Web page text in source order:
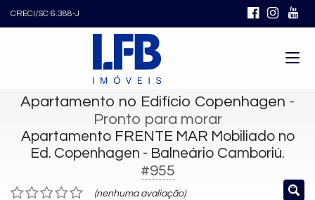
CRECI/SC 6.388-J
Apartamento no Edifício Copenhagen -
Pronto para morar
Apartamento FRENTE MAR Mobiliado no
Ed. Copenhagen - Balneário Camboriú.
#955
(nenhuma avaliação)